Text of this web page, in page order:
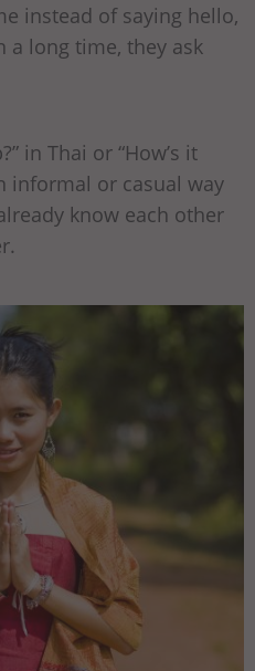
instead of saying hello,
a long time, they ask
in Thai or “How’s it
informal or casual way
know each other